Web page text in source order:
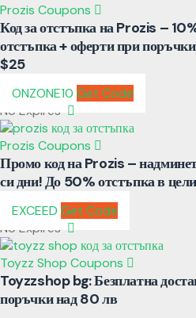
Prozis Coupons
Код за отстъпка на Prozis –
отстъпка + оферти при
$25
ONZONE10 Get Code
No Expires
Prozis Coupons
Промо код на Prozis –
си дни! До 50% отстъпка в
EXCEED Get Code
No Expires
Toyzz Shop Coupons
Toyzzshop bg: Безплатна
поръчки над 80 лв